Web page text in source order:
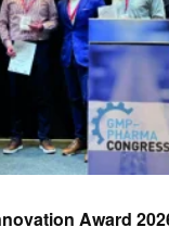
Award